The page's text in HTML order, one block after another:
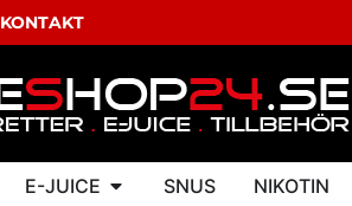
KONTAKT
E-JUICE SNUS NIKOTIN